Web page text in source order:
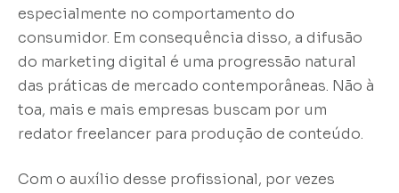
especialmente no comportamento do
consumidor. Em consequência disso, a difusão
do marketing digital é uma progressão natural
das práticas de mercado contemporâneas. Não à
toa, mais e mais empresas buscam por um
redator freelancer para produção de conteúdo.
Com o auxílio desse profissional, por vezes